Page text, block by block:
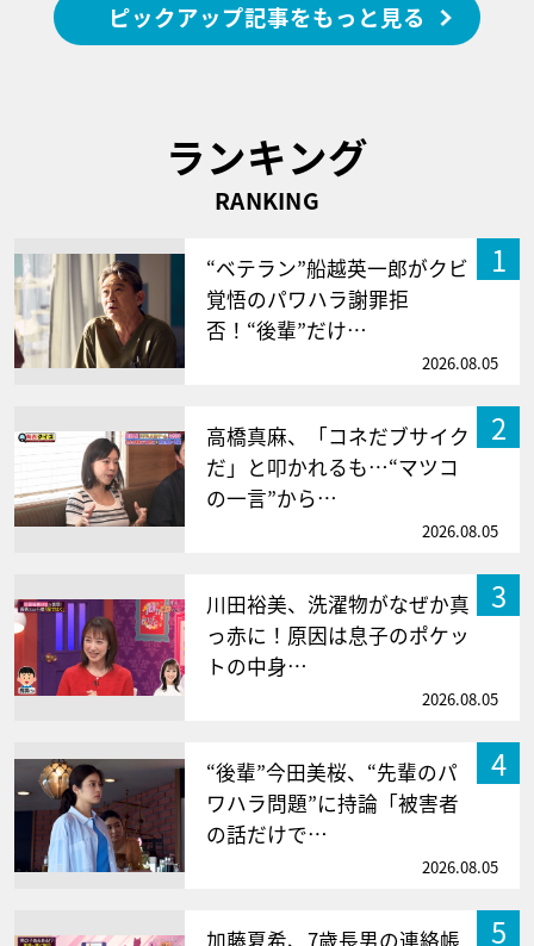
ピックアップ記事をもっと見る
ランキング
RANKING
1
“ベテラン”船越英一郎がクビ
覚悟のパワハラ謝罪拒
否！“後輩”だけ…
2026.08.05
2
高橋真麻、「コネだブサイク
だ」と叩かれるも…“マツコ
の一言”から…
2026.08.05
3
川田裕美、洗濯物がなぜか真
っ赤に！原因は息子のポケッ
トの中身…
2026.08.05
4
“後輩”今田美桜、“先輩のパ
ワハラ問題”に持論「被害者
の話だけで…
2026.08.05
5
加藤夏希、7歳長男の連絡帳